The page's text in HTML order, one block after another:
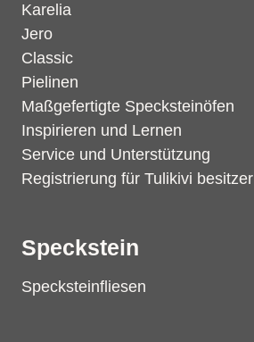
Karelia
Jero
Classic
Pielinen
Maßgefertigte Specksteinöfen
Inspirieren und Lernen
Service und Unterstützung
Registrierung für Tulikivi besitzer
Speckstein
Specksteinfliesen